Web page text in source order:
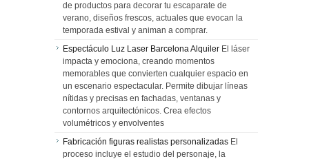
de productos para decorar tu escaparate de
verano, diseños frescos, actuales que evocan la
temporada estival y animan a comprar.
Espectáculo Luz Laser Barcelona Alquiler El láser
impacta y emociona, creando momentos
memorables que convierten cualquier espacio en
un escenario espectacular. Permite dibujar líneas
nítidas y precisas en fachadas, ventanas y
contornos arquitectónicos. Crea efectos
volumétricos y envolventes
Fabricación figuras realistas personalizadas El
proceso incluye el estudio del personaje, la